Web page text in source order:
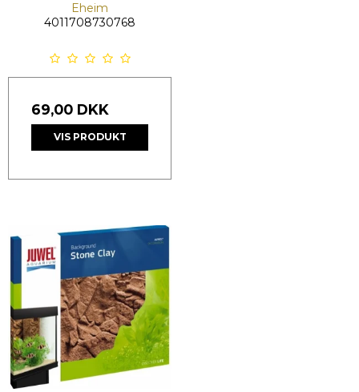
Eheim
4011708730768
69,00 DKK
VIS PRODUKT